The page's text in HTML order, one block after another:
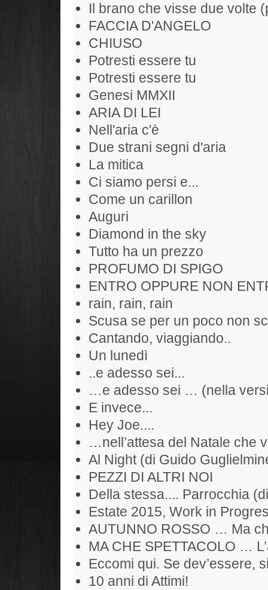
Il brano che visse due volte
FACCIA D'ANGELO
CHIUSO
Potresti essere tu
Potresti essere tu
Genesi MMXII
ARIA DI LEI
Nell'aria c'è
Due strani segni d'aria
La mitica
Ci siamo persi e...
Come un carillon
Auguri
Diamond in the sky
Tutto ha un prezzo
PROFUMO DI SPIGO
ENTRO OPPURE NON
rain, rain, rain
Scusa se per un poco non
Cantando, viaggiando..
Un lunedì
..e adesso sei...
…e adesso sei … (nella
E invece...
Hey Joe....
…nell’attesa del Natale che
Al Night (di Guido
PEZZI DI ALTRI NOI
Della stessa.... Parrocchia
Estate 2015, Work in
AUTUNNO ROSSO … Ma
MA CHE SPETTACOLO …
Eccomi qui. Se dev’essere,
10 anni di Attimi!